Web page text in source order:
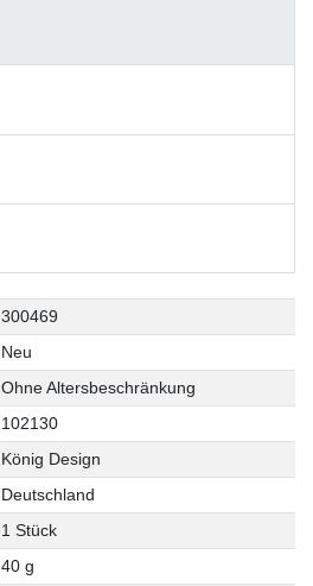
300469
Neu
Ohne Altersbeschränkung
102130
König Design
Deutschland
1 Stück
40 g